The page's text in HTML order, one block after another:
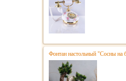
Фонтан настольный "Сосны на